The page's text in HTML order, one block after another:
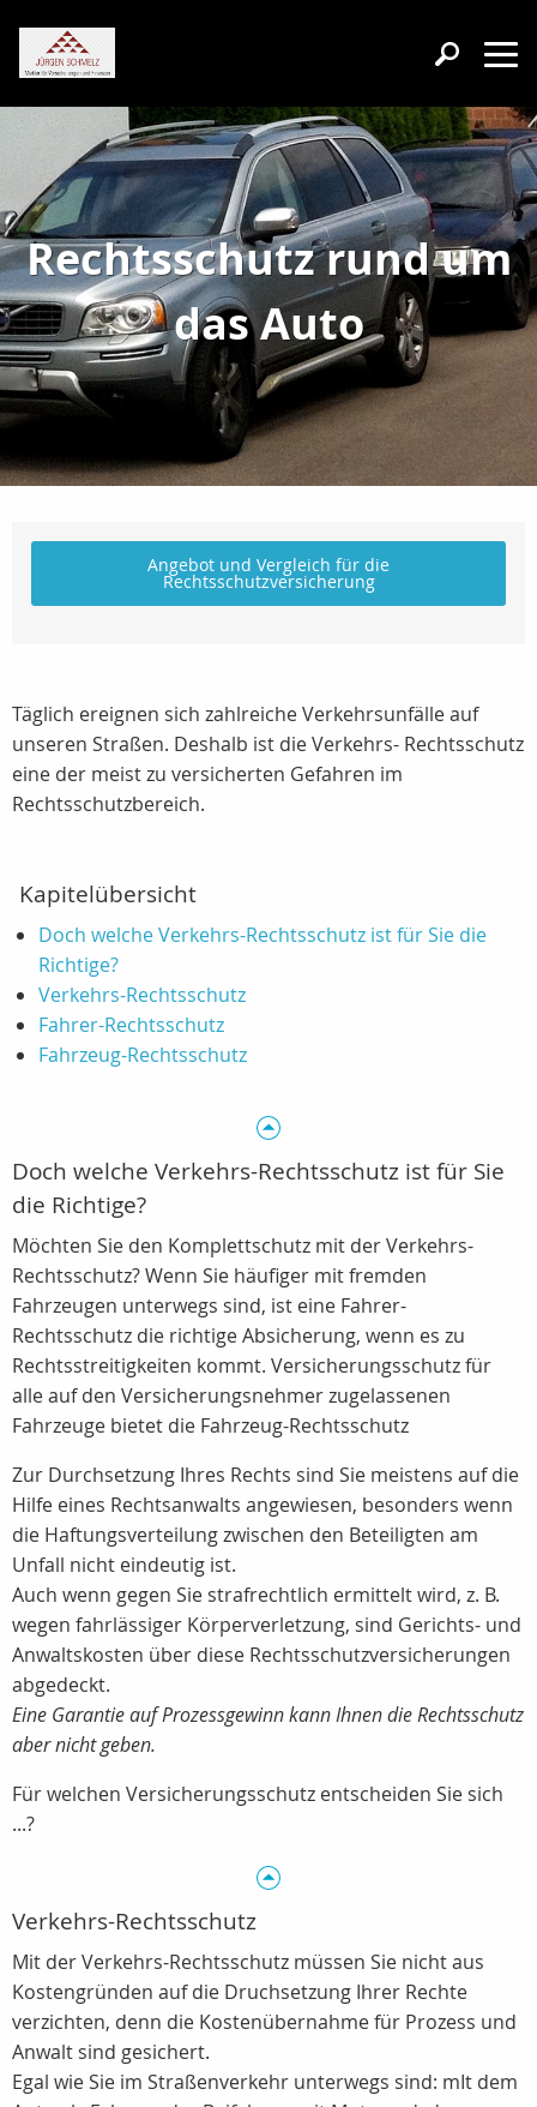
Rechtsschutz rund um
das Auto
Angebot und Vergleich für die
Rechtsschutzversicherung
Täglich ereignen sich zahlreiche Verkehrsunfälle auf
unseren Straßen. Deshalb ist die Verkehrs- Rechtsschutz
eine der meist zu versicherten Gefahren im
Rechtsschutzbereich.
Kapitelübersicht
Doch welche Verkehrs-Rechtsschutz ist für Sie die
Richtige?
Verkehrs-Rechtsschutz
Fahrer-Rechtsschutz
Fahrzeug-Rechtsschutz
Doch welche Verkehrs-Rechtsschutz ist für Sie
die Richtige?
Möchten Sie den Komplettschutz mit der Verkehrs-
Rechtsschutz? Wenn Sie häufiger mit fremden
Fahrzeugen unterwegs sind, ist eine Fahrer-
Rechtsschutz die richtige Absicherung, wenn es zu
Rechtsstreitigkeiten kommt. Versicherungsschutz für
alle auf den Versicherungsnehmer zugelassenen
Fahrzeuge bietet die Fahrzeug-Rechtsschutz
Zur Durchsetzung Ihres Rechts sind Sie meistens auf die
Hilfe eines Rechtsanwalts angewiesen, besonders wenn
die Haftungsverteilung zwischen den Beteiligten am
Unfall nicht eindeutig ist.
Auch wenn gegen Sie strafrechtlich ermittelt wird, z. B.
wegen fahrlässiger Körperverletzung, sind Gerichts- und
Anwaltskosten über diese Rechtsschutzversicherungen
abgedeckt.
Eine Garantie auf Prozessgewinn kann Ihnen die Rechtsschutz
aber nicht geben.
Für welchen Versicherungsschutz entscheiden Sie sich
...?
Verkehrs-Rechtsschutz
Mit der Verkehrs-Rechtsschutz müssen Sie nicht aus
Kostengründen auf die Druchsetzung Ihrer Rechte
verzichten, denn die Kostenübernahme für Prozess und
Anwalt sind gesichert.
Egal wie Sie im Straßenverkehr unterwegs sind: mIt dem